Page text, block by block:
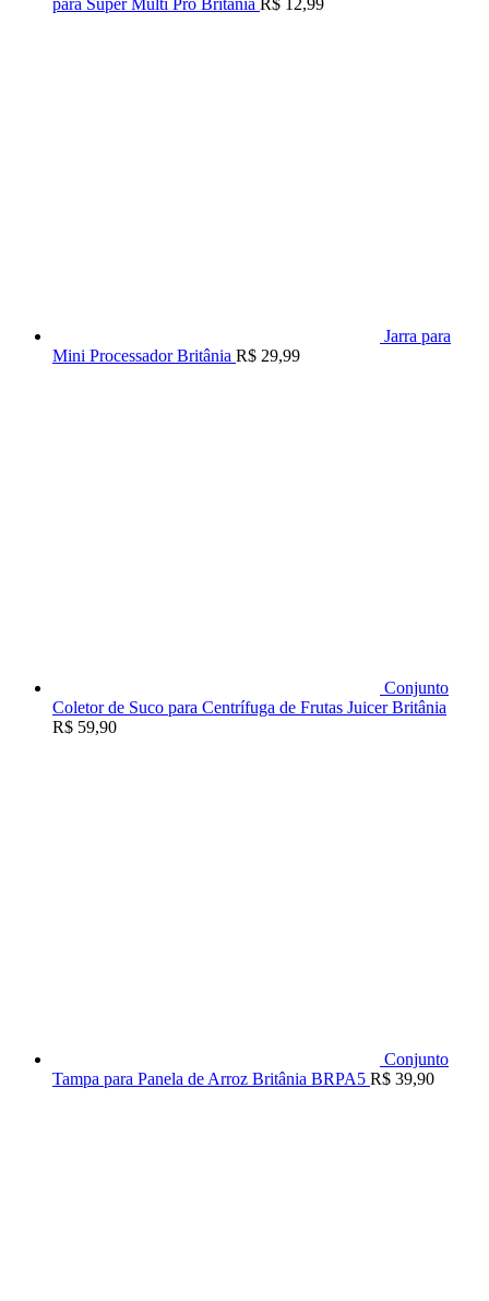
para Super Multi Pro Britânia R$ 12,99
Jarra para
Mini Processador Britânia R$ 29,99
Conjunto
Coletor de Suco para Centrífuga de Frutas Juicer Britânia
R$ 59,90
Conjunto
Tampa para Panela de Arroz Britânia BRPA5 R$ 39,90